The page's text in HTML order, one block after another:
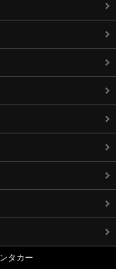
タカー